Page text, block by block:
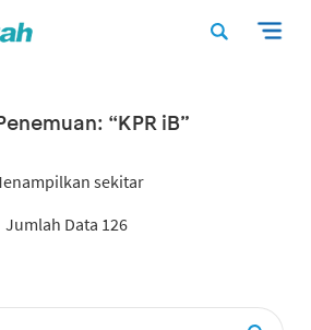
“KPR iB”
sekitar
Jumlah Data 126